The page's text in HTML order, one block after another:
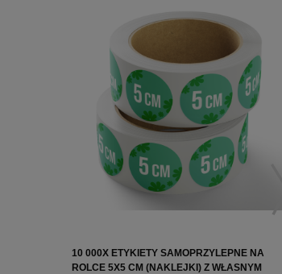
10 000X ETYKIETY SAMOPRZYLEPNE NA
ROLCE 5X5 CM (NAKLEJKI) Z WŁASNYM